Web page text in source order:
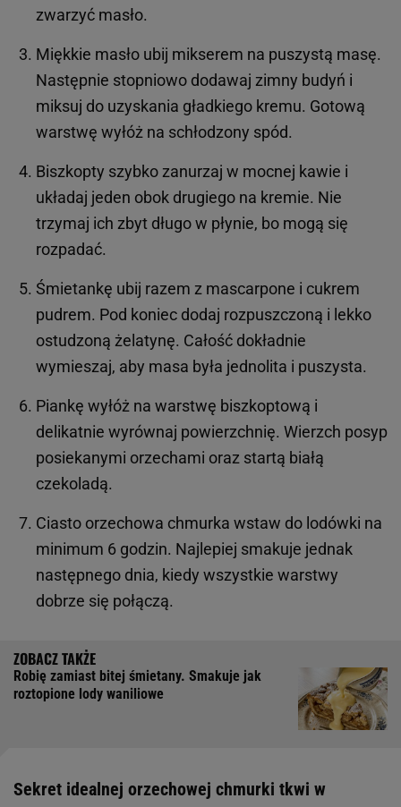
zwarzyć masło.
Miękkie masło ubij mikserem na puszystą masę.
Następnie stopniowo dodawaj zimny budyń i
miksuj do uzyskania gładkiego kremu. Gotową
warstwę wyłóż na schłodzony spód.
Biszkopty szybko zanurzaj w mocnej kawie i
układaj jeden obok drugiego na kremie. Nie
trzymaj ich zbyt długo w płynie, bo mogą się
rozpadać.
Śmietankę ubij razem z mascarpone i cukrem
pudrem. Pod koniec dodaj rozpuszczoną i lekko
ostudzoną żelatynę. Całość dokładnie
wymieszaj, aby masa była jednolita i puszysta.
Piankę wyłóż na warstwę biszkoptową i
delikatnie wyrównaj powierzchnię. Wierzch posyp
posiekanymi orzechami oraz startą białą
czekoladą.
Ciasto orzechowa chmurka wstaw do lodówki na
minimum 6 godzin. Najlepiej smakuje jednak
następnego dnia, kiedy wszystkie warstwy
dobrze się połączą.
Robię zamiast bitej śmietany. Smakuje jak
roztopione lody waniliowe
Sekret idealnej orzechowej chmurki tkwi w